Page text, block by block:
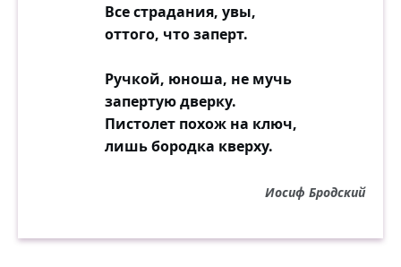
Поздравляю себя
с этой ранней находкой, с тобою,
с удивительно горькой судьбою,
с этой вечной рекой,
с этим небом в прекрасных осинах,
с описаньем утрат за безмолвной толпой
не мертвец, а какой-то посредник,
Все страдания, увы,
оттого, что заперт.
Ручкой, юноша, не мучь
запертую дверку.
Пистолет похож на ключ,
лишь бородка кверху.
Иосиф Бродский